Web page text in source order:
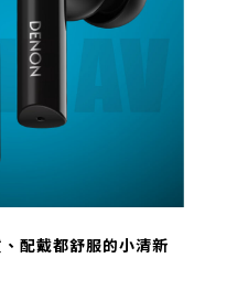
配戴都舒服的小清新